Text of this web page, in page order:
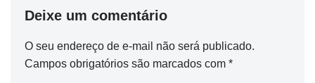
Deixe um comentário
O seu endereço de e-mail não será publicado.
Campos obrigatórios são marcados com *